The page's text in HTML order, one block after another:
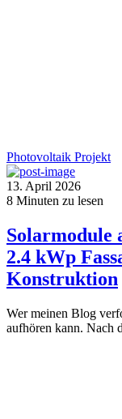
Photovoltaik Projekt
13. April 2026
8 Minuten zu lesen
Solarmodule
2.4 kWp
Konstruktion
Wer meinen Blog
aufhören kann. Nach